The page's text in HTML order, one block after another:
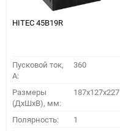
HITEC 45B19R
Пусковой ток,
A:
360
Размеры
(ДхШхВ), мм:
187x127x227
Полярность: 1